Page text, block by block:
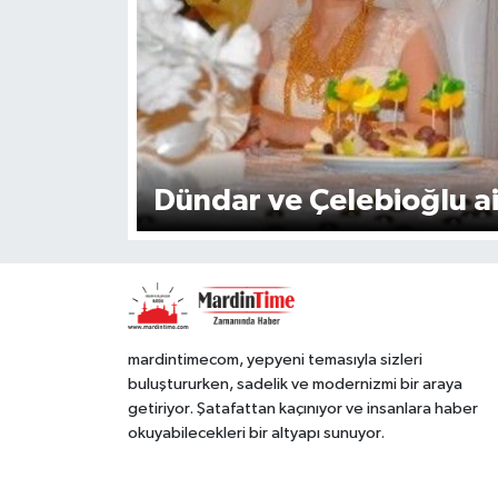
Dündar ve
mardintimecom, yepyeni temasıyla sizleri
buluştururken, sadelik ve modernizmi bir araya
getiriyor. Şatafattan kaçınıyor ve insanlara haber
okuyabilecekleri bir altyapı sunuyor.